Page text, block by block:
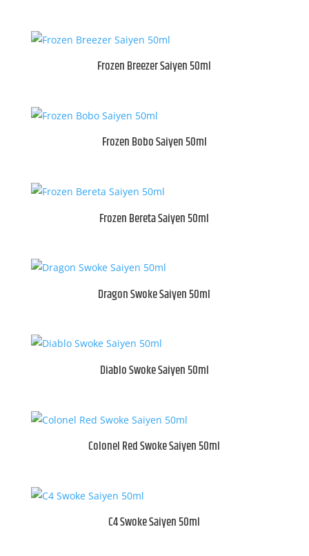
Frozen Breezer Saiyen 50ml
Frozen Bobo Saiyen 50ml
Frozen Bereta Saiyen 50ml
Dragon Swoke Saiyen 50ml
Diablo Swoke Saiyen 50ml
Colonel Red Swoke Saiyen 50ml
C4 Swoke Saiyen 50ml